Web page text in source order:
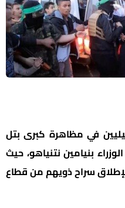
في مظاهرة كبرى بتل
بنيامين نتنياهو، حيث
سراح ذويهم من قطاع